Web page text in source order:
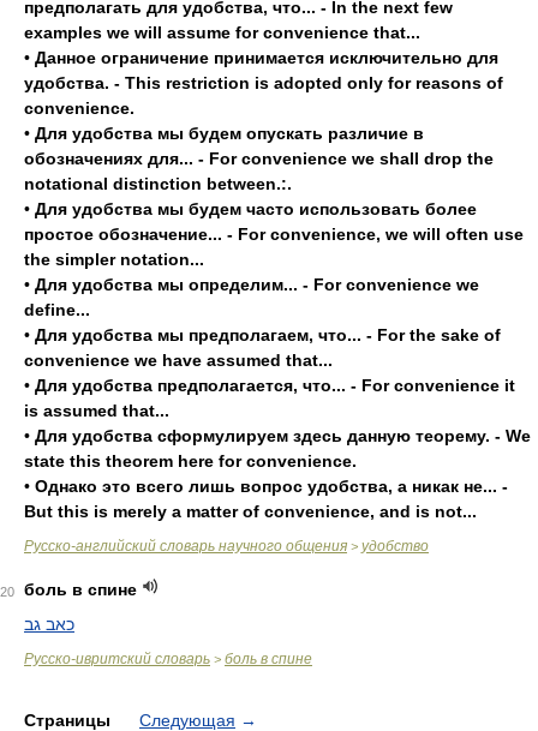
предполагать для удобства, что... - In the next few
examples we will assume for convenience that...
• Данное ограничение принимается исключительно для
удобства. - This restriction is adopted only for reasons of
convenience.
• Для удобства мы будем опускать различие в
обозначениях для... - For convenience we shall drop the
notational distinction between.:.
• Для удобства мы будем часто использовать более
простое обозначение... - For convenience, we will often use
the simpler notation...
• Для удобства мы определим... - For convenience we
define...
• Для удобства мы предполагаем, что... - For the sake of
convenience we have assumed that...
• Для удобства предполагается, что... - For convenience it
is assumed that...
• Для удобства сформулируем здесь данную теорему. - We
state this theorem here for convenience.
• Однако это всего лишь вопрос удобства, а никак не... -
But this is merely a matter of convenience, and is not...
Русско-английский словарь научного общения > удобство
20
боль в спине
כאב גב
Русско-ивритский словарь > боль в спине
Страницы Следующая →